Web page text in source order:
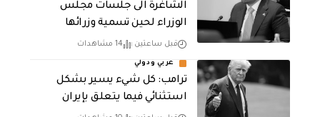
الشاغرة الى جلسات مجلس
الوزراء لحين تسمية وزرائها
قبل ساعتين 14 مشاهدات
عربي ودولي
ترامب: كل شيء يسير بشكل
استثنائي فيما يتعلق بإيران